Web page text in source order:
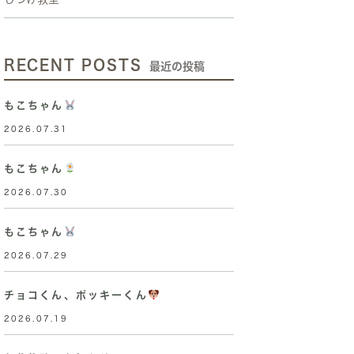
RECENT POSTS 最近の投稿
もこちゃん
2026.07.31
もこちゃん
2026.07.30
もこちゃん
2026.07.29
チョコくん、ポッキーくん
2026.07.19